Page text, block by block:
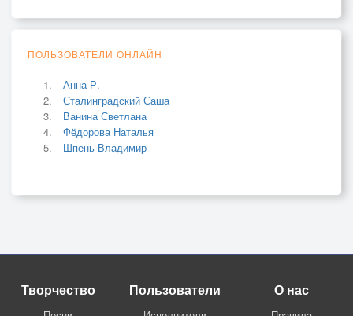
ПОЛЬЗОВАТЕЛИ ОНЛАЙН
Анна Р.
Сталинградский Саша
Ванина Светлана
Фёдорова Наталья
Шпень Владимир
Творчество Пользователи О нас